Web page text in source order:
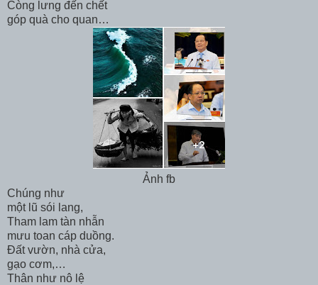
Còng lưng đến chết
góp quà cho quan…
Ảnh fb
Chúng như
một lũ sói lang,
Tham lam tàn nhẫn
mưu toan cáp duồng.
Đất vườn, nhà cửa,
gạo cơm,…
Thân như nô lệ